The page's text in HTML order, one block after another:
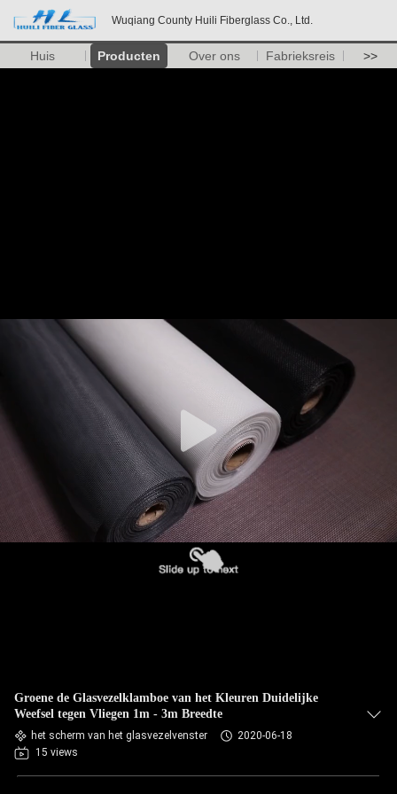
Wuqiang County Huili Fiberglass Co., Ltd.
Huis Producten Over ons Fabrieksreis >>
Groene de Glasvezelklamboe van het Kleuren Duidelijke
Weefsel tegen Vliegen 1m - 3m Breedte
het scherm van het glasvezelvenster
2020-06-18
15 views